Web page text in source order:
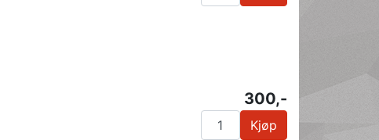
300,-
Kjøp